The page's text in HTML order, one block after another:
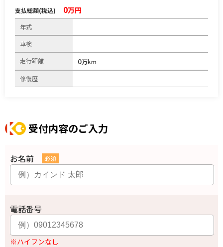
支払総額(税込) 0万円
年式
車検
走行距離
0万km
修復歴
受付内容のご入力
お名前
電話番号
※ハイフンなし